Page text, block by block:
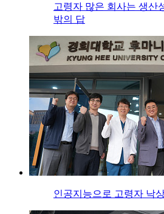
고령자 많은 회사는 생산
밖의 답
인공지능으로 고령자 낙